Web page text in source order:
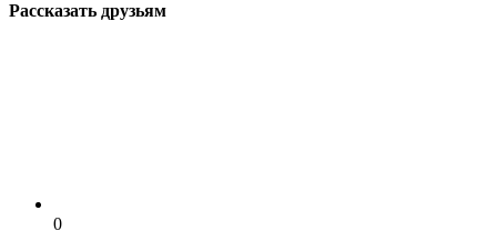
Рассказать друзьям
0